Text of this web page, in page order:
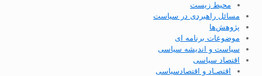
محیط زیست
مسائل راهبردی در سیاست
پژوهش‌ها
موضوعات برنامه ای
سیاست و اندیشه سیاسی
اقتصاد سیاسی
اقتصـاد و اقتصاد‌سیاسی